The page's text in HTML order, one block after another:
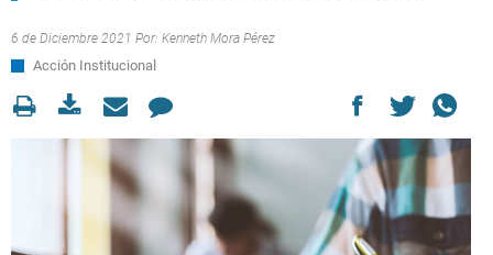
6 de Diciembre 2021 Por: Kenneth Mora Pérez
Acción Institucional